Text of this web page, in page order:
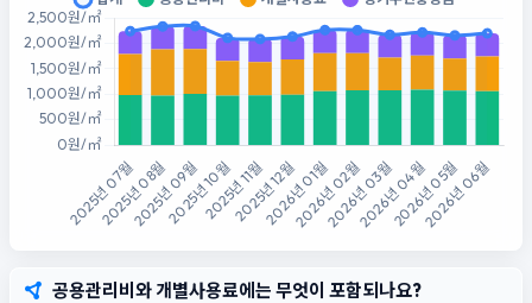
공용관리비와 개별사용료에는 무엇이 포함되나요?